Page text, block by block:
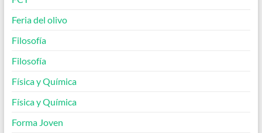
Feria del olivo
Filosofía
Filosofía
Física y Química
Física y Química
Forma Joven